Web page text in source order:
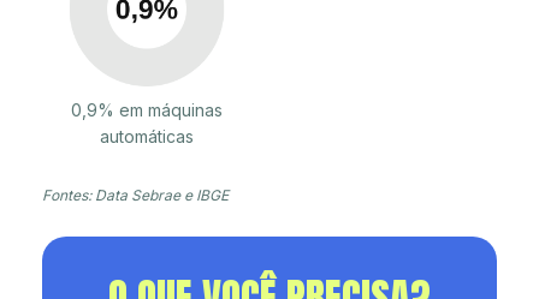
0,9% em máquinas
automáticas
Fontes: Data Sebrae e IBGE